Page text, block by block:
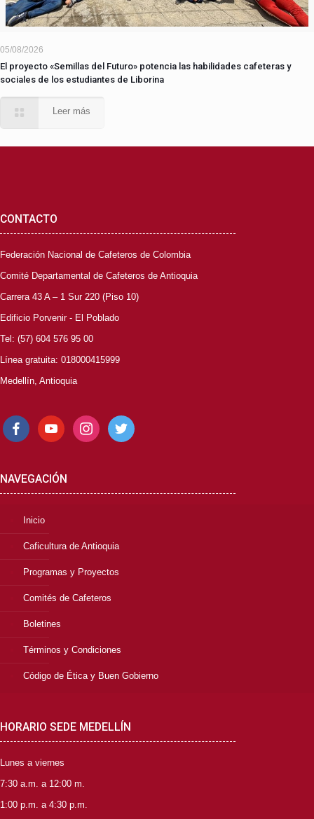
05/08/2026
El proyecto «Semillas del Futuro» potencia las habilidades cafeteras y
sociales de los estudiantes de Liborina
Leer más
CONTACTO
Federación Nacional de Cafeteros de Colombia
Comité Departamental de Cafeteros de Antioquia
Carrera 43 A – 1 Sur 220 (Piso 10)
Edificio Porvenir - El Poblado
Tel: (57) 604 576 95 00
Línea gratuita: 018000415999
Medellín, Antioquia
facebookyoutube instagramtwitter
NAVEGACIÓN
Inicio
Caficultura de Antioquia
Programas y Proyectos
Comités de Cafeteros
Boletines
Términos y Condiciones
Código de Ética y Buen Gobierno
HORARIO SEDE MEDELLÍN
Lunes a viernes
7:30 a.m. a 12:00 m.
1:00 p.m. a 4:30 p.m.